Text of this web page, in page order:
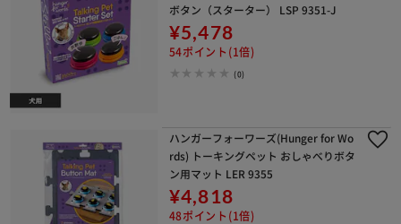
ボタン（スターター） LSP 9351-J
¥5,478
54ポイント(1倍)
(0)
ハンガーフォーワーズ(Hunger for Wo
rds) トーキングペット おしゃべりボタ
ン用マット LER 9355
¥4,818
48ポイント(1倍)
※ご確認ください
カートに入れる